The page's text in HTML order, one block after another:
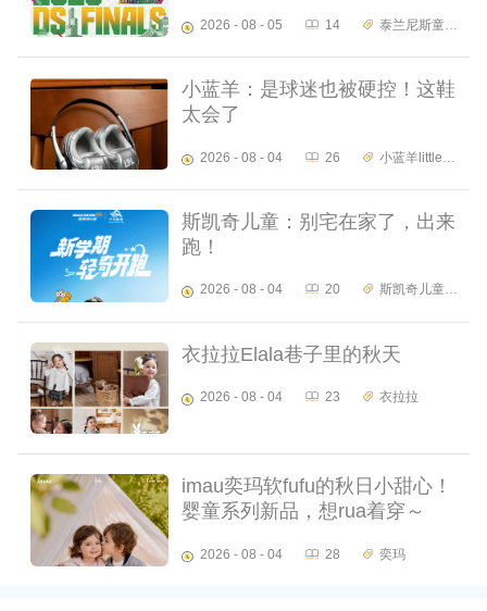
2026 - 08 - 05 14 泰兰尼斯童鞋旗舰店
小蓝羊：是球迷也被硬控！这鞋
太会了
2026 - 08 - 04 26 小蓝羊littlebluelamb
斯凯奇儿童：别宅在家了，出来
跑！
2026 - 08 - 04 20 斯凯奇儿童
衣拉拉Elala巷子里的秋天
2026 - 08 - 04 23 衣拉拉
imau奕玛软fufu的秋日小甜心！
婴童系列新品，想rua着穿～
2026 - 08 - 04 28 奕玛